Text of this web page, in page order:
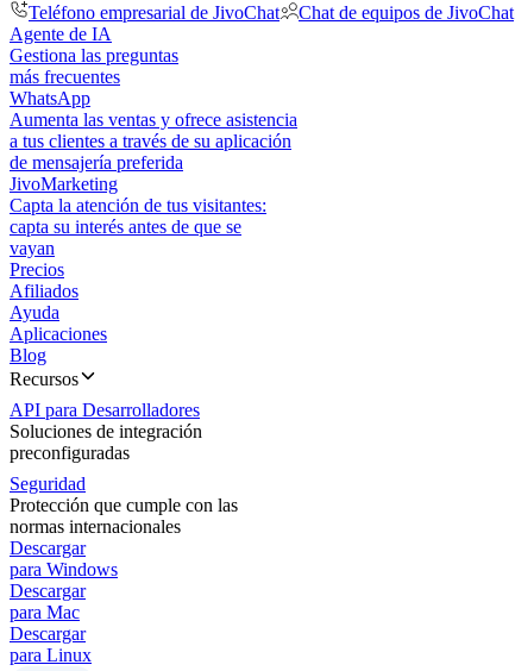
Teléfono empresarial de JivoChat
Chat de equipos de JivoChat
Agente de IA
Gestiona las preguntas
más frecuentes
WhatsApp
Aumenta las ventas y ofrece asistencia
a tus clientes a través de su aplicación
de mensajería preferida
JivoMarketing
Capta la atención de tus visitantes:
capta su interés antes de que se
vayan
Precios
Afiliados
Ayuda
Aplicaciones
Blog
Recursos
API para Desarrolladores
Soluciones de integración
preconfiguradas
Seguridad
Protección que cumple con las
normas internacionales
Descargar
para Windows
Descargar
para Mac
Descargar
para Linux